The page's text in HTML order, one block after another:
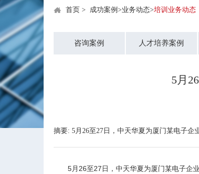
首页 > 成功案例 >业务动态>培训业务动态
咨询案例 人才培养案例
5月
摘要: 5月26至27日，中天华夏为厦门某电子企
5月26至27日，中天华夏为厦门某电子企